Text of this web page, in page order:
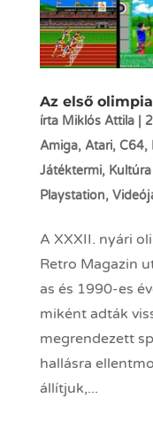
Az első
írta Miklós Attila|
Amiga, Atari, C64,
Játéktermi,
Playstation,
A XXXII. nyári
Retro Magazin
as és 1990-es
miként adták
megrendezett
hallásra
állítjuk,...